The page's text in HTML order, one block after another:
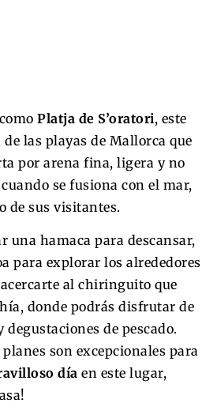
Platja de S’oratori, este
las playas de Mallorca que
por arena fina, ligera y no
se fusiona con el mar,
de sus visitantes.
una hamaca para descansar,
para explorar los alrededores
al chiringuito que
donde podrás disfrutar de
degustaciones de pescado.
son excepcionales para
día en este lugar,